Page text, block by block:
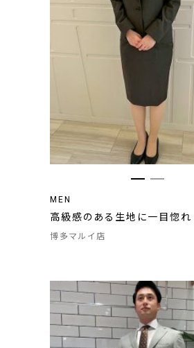
MEN
高級感のある生地に一目惚れ
博多マルイ店